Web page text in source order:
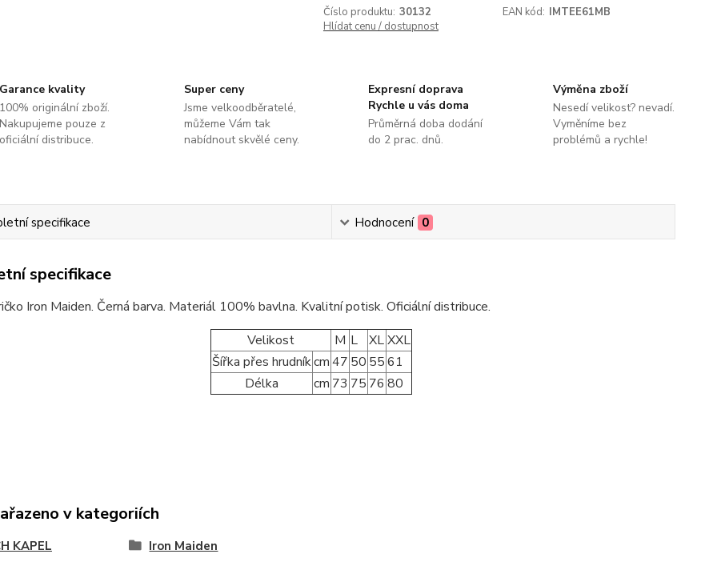
Číslo produktu: 30132 EAN kód: IMTEE61MB
Hlídat cenu / dostupnost
kvality
originální zboží.
pouze z
distribuce.
Super ceny
Jsme velkoodběratelé,
můžeme Vám tak
nabídnout skvělé ceny.
Expresní doprava
Rychle u vás doma
Průměrná doba dodání
do 2 prac. dnů.
Výměna zboží
Nesedí velikost? nevadí.
Vyměníme bez
problémů a rychle!
specifikace Hodnocení 0
specifikace
Iron Maiden. Černá barva. Materiál 100% bavlna. Kvalitní potisk. Oficiální distribuce.
Velikost
M L XLXXL
Šířka přes hrudníkcm47 50 5561
Délka
cm 73 75 76 80
v kategoriích
KAPEL Iron Maiden